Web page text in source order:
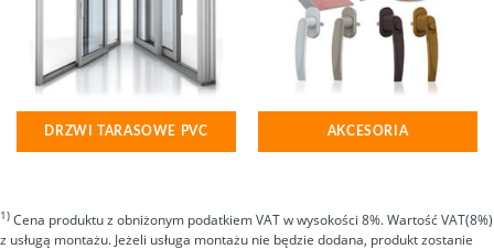
DRZWI TARASOWE PVC AKCESORIA
1) Cena produktu z obniżonym podatkiem VAT w wysokości 8%. Wartość VAT(8%)
z usługą montażu. Jeżeli usługa montażu nie będzie dodana, produkt zostanie